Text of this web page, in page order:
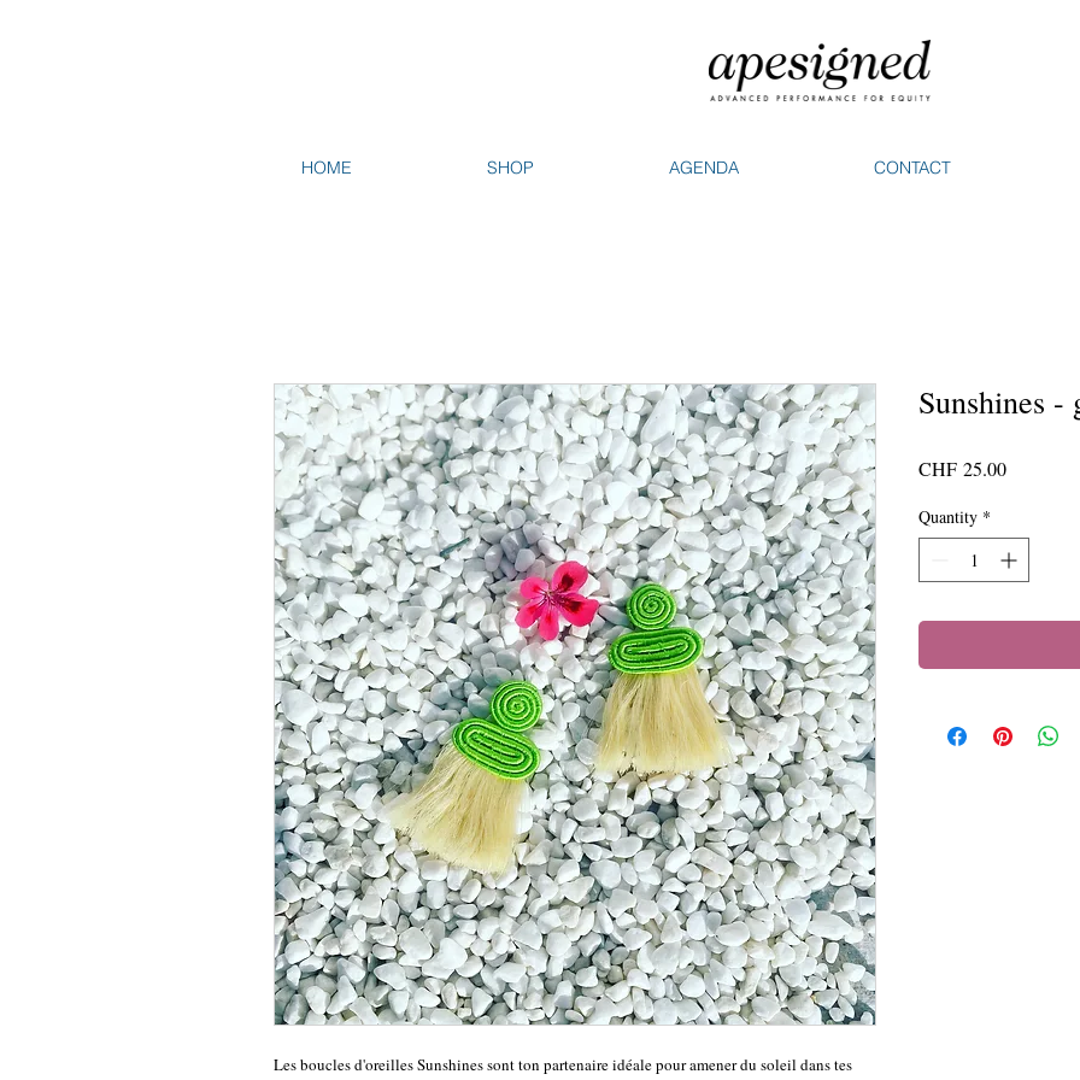
HOME SHOP AGENDA CONTACT
Les boucles d'oreilles Sunshines sont ton partenaire idéale pour amener du soleil dans tes
Sunshines -
CHF 25.00Price
Quantity *